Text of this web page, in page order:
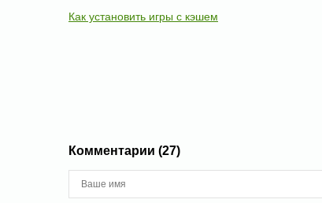
Как установить игры с кэшем
Комментарии (27)